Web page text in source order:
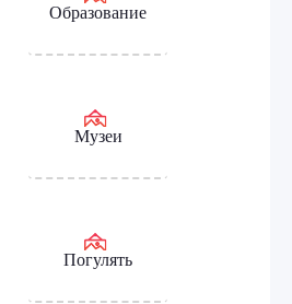
Образование
Музеи
Погулять